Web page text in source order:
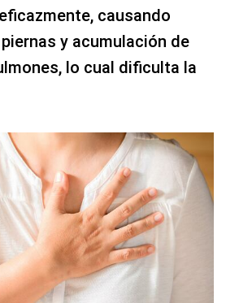
causando
y acumulación de
lo cual dificulta la